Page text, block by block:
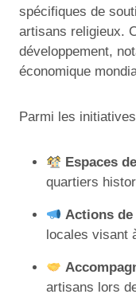
spécifiques de
artisans religieux.
développement,
économique
Parmi les
Espaces
quartiers
Actions
locales visant
artisans lors